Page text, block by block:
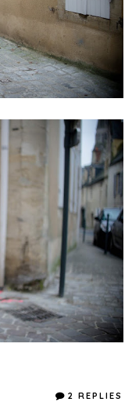
2 REPLIES